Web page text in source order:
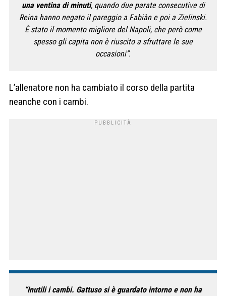
una ventina di minuti, quando due parate consecutive di
Reina hanno negato il pareggio a Fabiàn e poi a Zielinski.
È stato il momento migliore del Napoli, che però come
spesso gli capita non è riuscito a sfruttare le sue
occasioni”.
L’allenatore non ha cambiato il corso della partita
neanche con i cambi.
“Inutili i cambi. Gattuso si è guardato intorno e non ha